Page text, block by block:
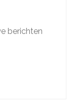
berichten